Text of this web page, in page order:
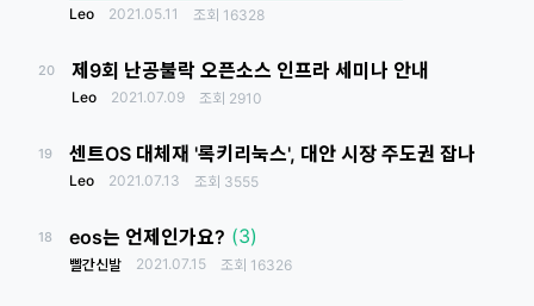
Leo 2021.05.11 조회 16328
20 제9회 난공불락 오픈소스 인프라 세미나 안내
Leo 2021.07.09 조회 2910
19 센트OS 대체재 '록키리눅스', 대안 시장 주도권 잡나
Leo 2021.07.13 조회 3555
18 eos는 언제인가요? (3)
빨간신발 2021.07.15 조회 16326